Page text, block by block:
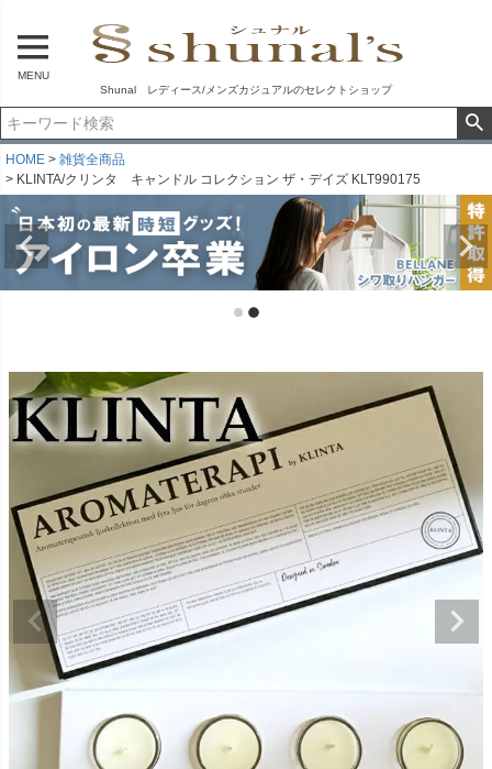
MENU
Shunal レディース/メンズカジュアルのセレクトショップ
HOME
雑貨全商品
KLINTA/クリンタ キャンドル コレクション ザ・デイズ KLT990175